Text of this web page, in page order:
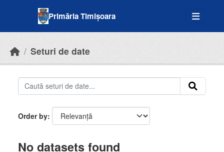
Primăria Timișoara
Seturi de date
Order by
No datasets found